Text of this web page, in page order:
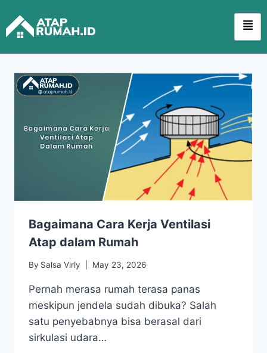
Bagaimana Cara Kerja Ventilasi
Atap dalam Rumah
By Salsa Virly May 23, 2026
Pernah merasa rumah terasa panas
meskipun jendela sudah dibuka? Salah
satu penyebabnya bisa berasal dari
sirkulasi udara…